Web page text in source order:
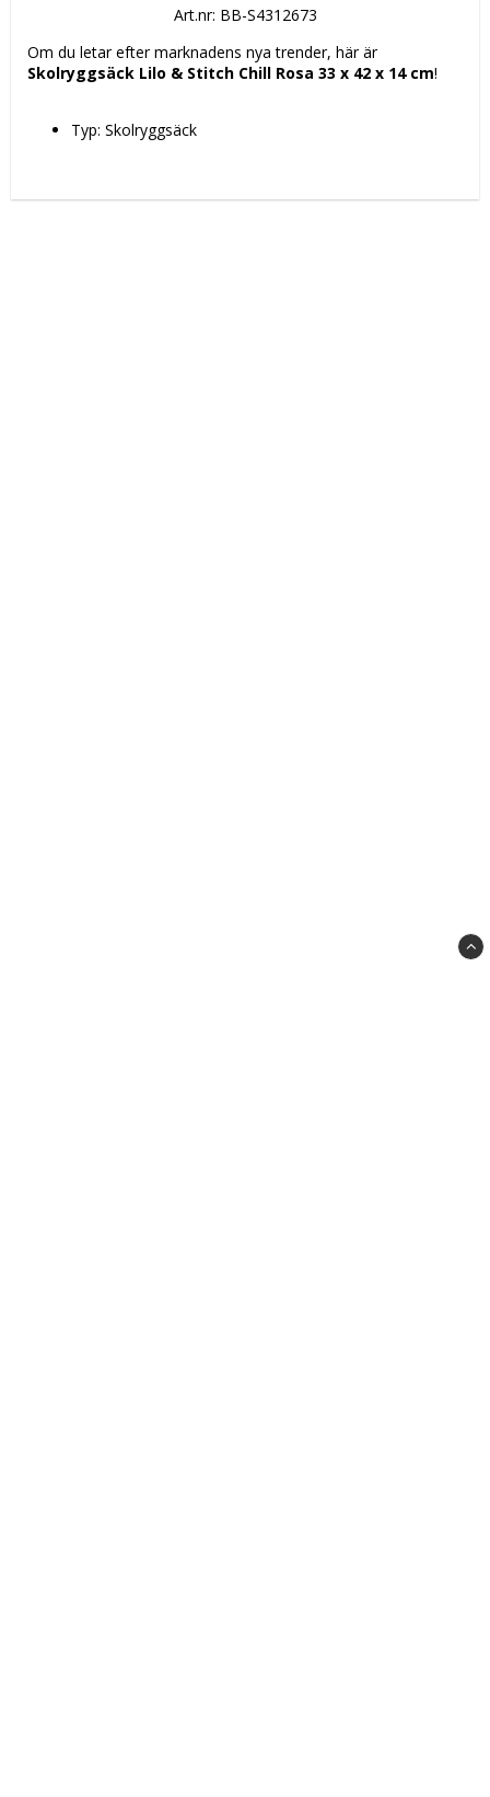
Art.nr: BB-S4312673
Om du letar efter marknadens nya trender, här är
Skolryggsäck Lilo & Stitch Chill Rosa 33 x 42 x 14 cm!
Typ: Skolryggsäck